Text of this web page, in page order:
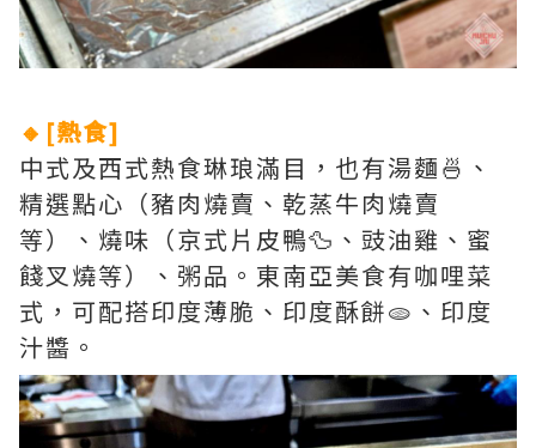
🔸[熱食]
中式及西式熱食琳琅滿目，也有湯麵🍜、
精選點心（豬肉燒賣、乾蒸牛肉燒賣
等）、燒味（京式片皮鴨🦆、豉油雞、蜜
餞叉燒等）、粥品。東南亞美食有咖哩菜
式，可配搭印度薄脆、印度酥餅🫓、印度
汁醬。